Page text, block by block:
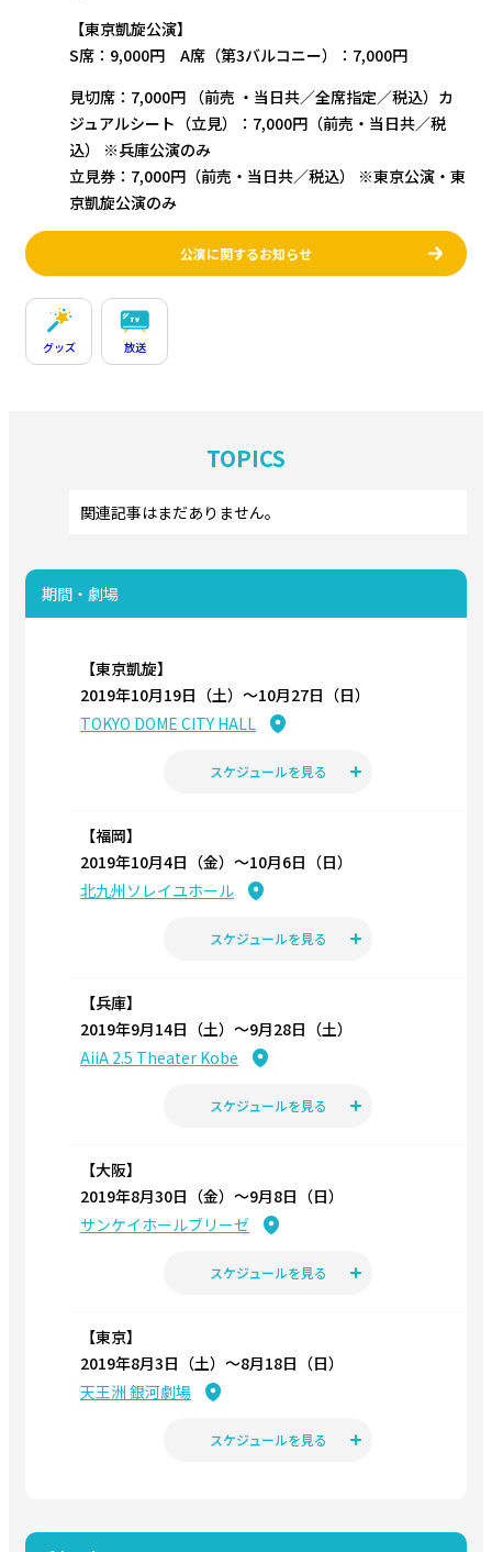
【東京凱旋公演】
S席：9,000円 A席（第3バルコニー）：7,000円
見切席：7,000円 （前売 ・当日共／全席指定／税込）カ
ジュアルシート（立見）：7,000円（前売・当日共／税
込） ※兵庫公演のみ
立見券：7,000円（前売・当日共／税込） ※東京公演・東
京凱旋公演のみ
公演に関するお知らせ
グッズ 放送
TOPICS
関連記事はまだありません。
期間・劇場
【東京凱旋】
2019年10月19日（土）〜10月27日（日）
TOKYO DOME CITY HALL
スケジュールを見る
【福岡】
2019年10月4日（金）〜10月6日（日）
北九州ソレイユホール
スケジュールを見る
【兵庫】
2019年9月14日（土）〜9月28日（土）
AiiA 2.5 Theater Kobe
スケジュールを見る
【大阪】
2019年8月30日（金）〜9月8日（日）
サンケイホールブリーゼ
スケジュールを見る
【東京】
2019年8月3日（土）〜8月18日（日）
天王洲 銀河劇場
スケジュールを見る